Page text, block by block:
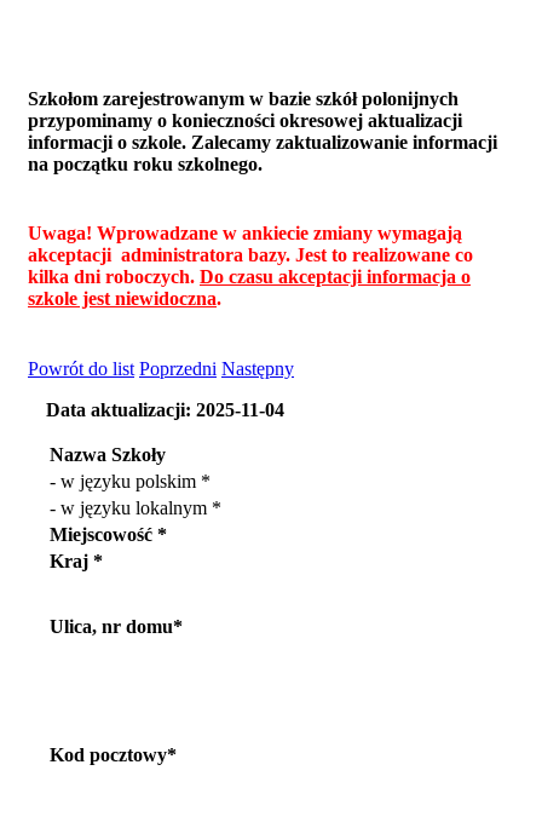
Szkołom zarejestrowanym w bazie szkół polonijnych
przypominamy o konieczności okresowej aktualizacji
informacji o szkole. Zalecamy zaktualizowanie informacji
na początku roku szkolnego.
Uwaga! Wprowadzane w ankiecie zmiany wymagają
akceptacji administratora bazy. Jest to realizowane co
kilka dni roboczych. Do czasu akceptacji informacja o
szkole jest niewidoczna.
Powrót do list Poprzedni Następny
Data aktualizacji: 2025-11-04
Nazwa Szkoły
- w języku polskim *
- w języku lokalnym *
Miejscowość *
Kraj *
Ulica, nr domu*
Kod pocztowy*